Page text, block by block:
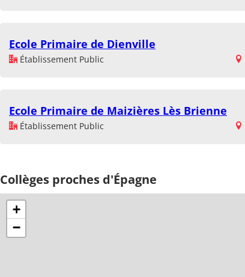
Ecole Primaire de Dienville
Établissement Public
Ecole Primaire de Maizières Lès Brienne
Établissement Public
Collèges proches d'Épagne
+
−